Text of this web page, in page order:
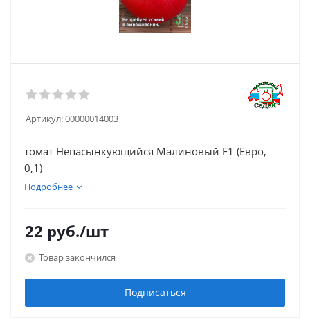
Артикул:00000014003
томат Непасынкующийся Малиновый F1 (Евро,
0,1)
Подробнее
22 руб./шт
Товар закончился
Подписаться